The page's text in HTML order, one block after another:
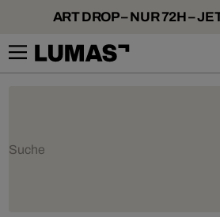
ART DROP – NUR 72H –